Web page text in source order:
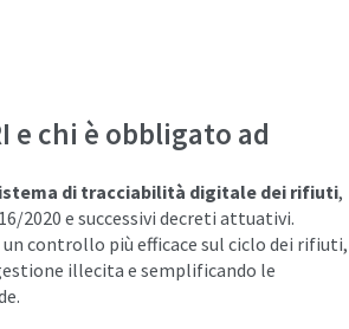
e chi è obbligato ad
di tracciabilità digitale dei rifiuti,
2020 e successivi decreti attuativi.
controllo più efficace sul ciclo dei rifiuti,
illecita e semplificando le